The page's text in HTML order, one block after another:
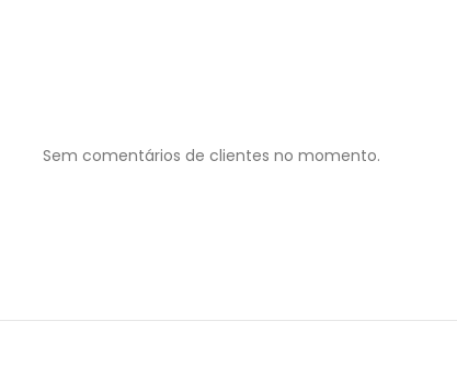
Sem comentários de clientes no momento.